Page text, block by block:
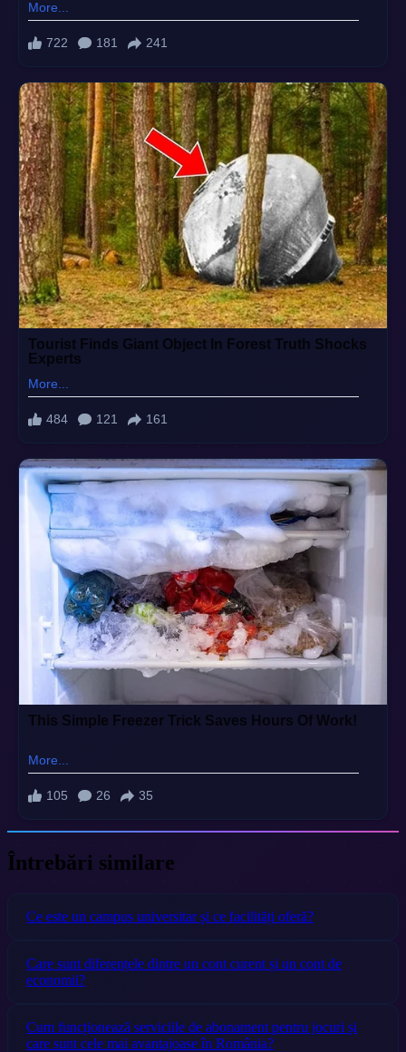
Întrebări similare
Ce este un campus universitar și ce facilități oferă?
Care sunt diferențele dintre un cont curent și un cont de
economii?
Cum funcționează serviciile de abonament pentru jocuri și
care sunt cele mai avantajoase în România?